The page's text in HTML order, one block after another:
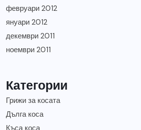
февруари 2012
януари 2012
декември 2011
ноември 2011
Категории
Грижи за косата
Дълга коса
Къса коса